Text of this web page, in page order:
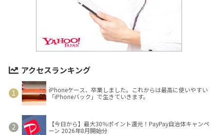
アクセスランキング
iPhoneケース、卒業しました。これからは最高に使いやすい
「iPhoneバック」で生きていきます。
【今日から】最大30％ポイント還元！PayPay自治体キャンペ
ーン 2026年8月開始分